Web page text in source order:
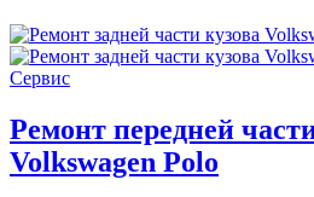
Ремонт передней
Volkswagen Polo